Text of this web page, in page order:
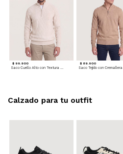
$ 99.900
Saco Cuello Alto con Textura Trenzada
$ 89.900
Saco Tejido con Cremallera
Calzado para tu outfit